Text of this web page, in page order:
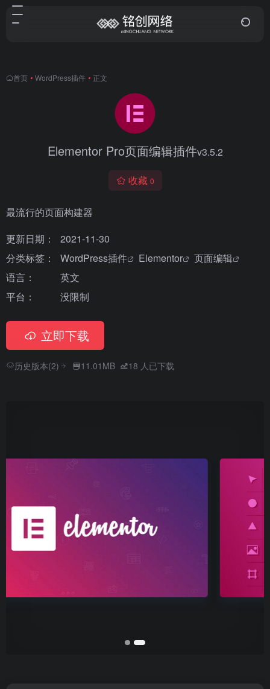
首页 • WordPress插件 • 正文
Elementor Pro页面编辑插件v3.5.2
收藏 0
最流行的页面构建器
更新日期：
2021-11-30
分类标签：
WordPress插件 Elementor
页面编辑
语言：
英文
平台：
没限制
立即下载
历史版本(2) 11.01MB 18 人已下载